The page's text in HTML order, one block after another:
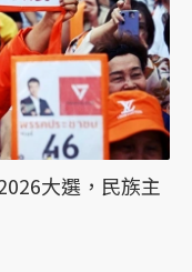
大選，民族主